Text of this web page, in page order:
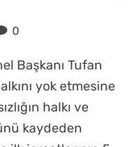
0
Başkanı Tufan
yok etmesine
halkı ve
kaydeden